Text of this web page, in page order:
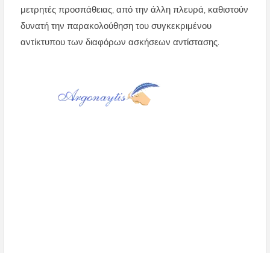
μετρητές προσπάθειας, από την άλλη πλευρά, καθιστούν
δυνατή την παρακολούθηση του συγκεκριμένου
αντίκτυπου των διαφόρων ασκήσεων αντίστασης.